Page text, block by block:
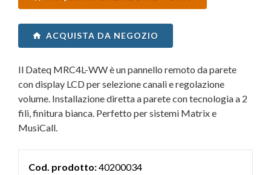
ACQUISTA DA NEGOZIO
Il Dateq MRC4L-WW è un pannello remoto da parete
con display LCD per selezione canali e regolazione
volume. Installazione diretta a parete con tecnologia a 2
fili, finitura bianca. Perfetto per sistemi Matrix e
MusiCall.
Cod. prodotto:40200034